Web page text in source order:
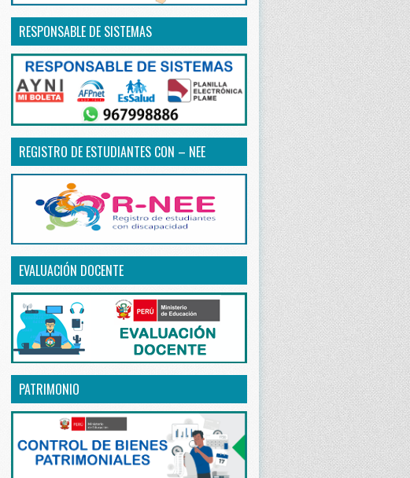
RESPONSABLE DE SISTEMAS
REGISTRO DE ESTUDIANTES CON – NEE
EVALUACIÓN DOCENTE
PATRIMONIO